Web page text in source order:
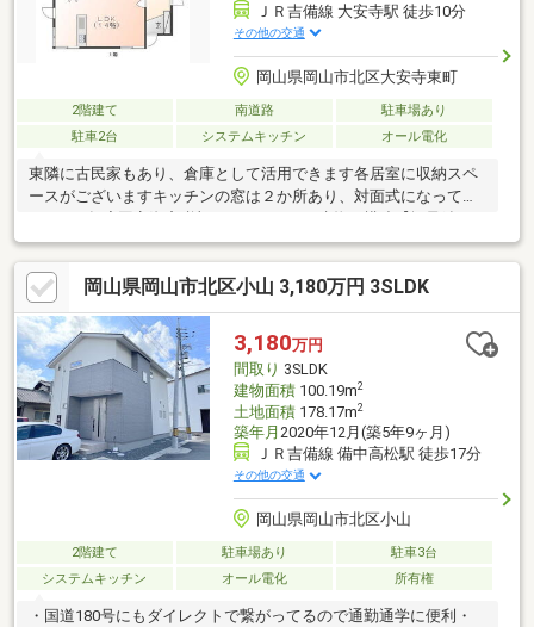
ＪＲ吉備線 大安寺駅 徒歩10分
その他の交通
岡山県岡山市北区大安寺東町
2階建て 南道路
駐車場あり
駐車2台
システムキッチン オール電化
東隣に古民家もあり、倉庫として活用できます各居室に収納スペ
ースがございますキッチンの窓は２か所あり、対面式になってま
骨・木造かわら・亜鉛メッキ鋼板ぶき2階建】築年数：昭和48年
月日不詳※宅地2筆：705.2㎡（527.32㎡・177.88㎡）公衆用道路4
筆：277㎡(持分あり) 山林1筆：169㎡* *☆* *弊社は岡山を中
心に、不動産総合事業として、売買・賃貸・管理と幅広くお客様
にサービスをお届けしております！お客様の物件探しをしっかり
サポートさせて頂きます。☆* *
岡山県岡山市北区小山 3,180万円 3SLDK
3,180万円
間取り 3SLDK
建物面積100.19m2
土地面積178.17m2
築年月 2020年12月(築5年9ヶ月)
ＪＲ吉備線 備中高松駅 徒歩17分
その他の交通
岡山県岡山市北区小山
2階建て 駐車場あり
駐車3台
システムキッチン
オール電化 所有権
・国道180号にもダイレクトで繋がってるので通勤通学に便利・